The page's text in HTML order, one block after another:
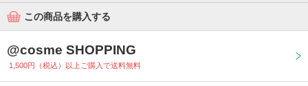
この商品を購入する
@cosme SHOPPING
1,500円（税込）以上ご購入で送料無料